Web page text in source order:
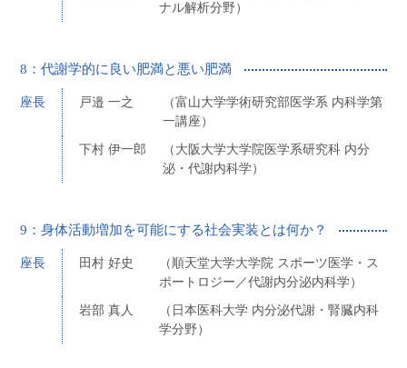
ナル解析分野）
8：代謝学的に良い肥満と悪い肥満
座長 戸邉 一之
（富山大学学術研究部医学系 内科学第
一講座）
下村 伊一郎
（大阪大学大学院医学系研究科 内分
泌・代謝内科学）
9：身体活動増加を可能にする社会実装とは何か？
座長 田村 好史
（順天堂大学大学院 スポーツ医学・ス
ポートロジー／代謝内分泌内科学）
岩部 真人
（日本医科大学 内分泌代謝・腎臓内科
学分野）